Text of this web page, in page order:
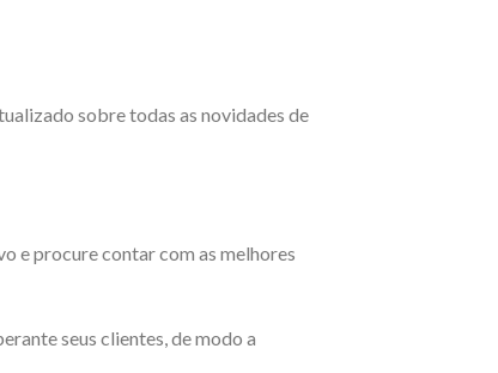
sobre todas as novidades de
e procure contar com as melhores
seus clientes, de modo a